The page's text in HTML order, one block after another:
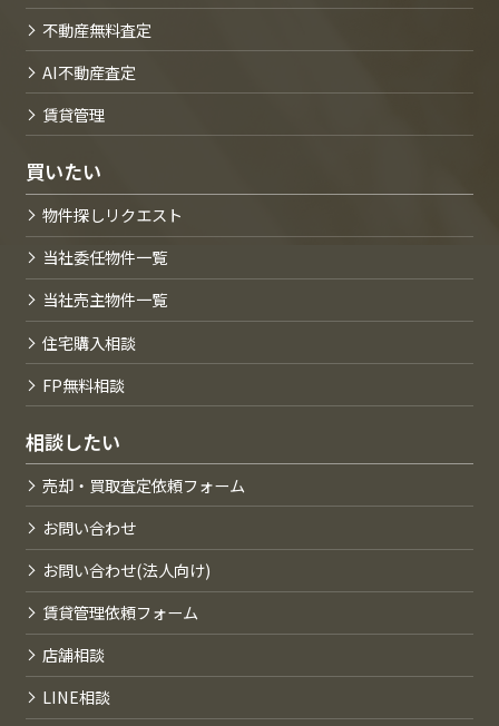
不動産無料査定
AI不動産査定
賃貸管理
買いたい
物件探しリクエスト
当社委任物件一覧
当社売主物件一覧
住宅購入相談
FP無料相談
相談したい
売却・買取査定依頼フォーム
お問い合わせ
お問い合わせ(法人向け)
賃貸管理依頼フォーム
店舗相談
LINE相談